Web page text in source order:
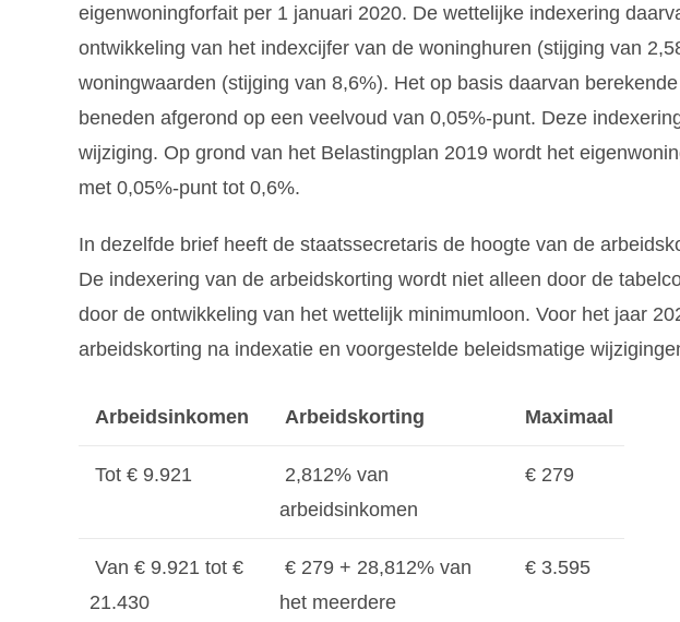
eigenwoningforfait per 1 januari 2020. De wettelijke indexering
ontwikkeling van het indexcijfer van de woninghuren (stijging van
woningwaarden (stijging van 8,6%). Het op basis daarvan
beneden afgerond op een veelvoud van 0,05%-punt. Deze
wijziging. Op grond van het Belastingplan 2019 wordt het
met 0,05%-punt tot 0,6%.
In dezelfde brief heeft de staatssecretaris de hoogte van de
De indexering van de arbeidskorting wordt niet alleen door de
door de ontwikkeling van het wettelijk minimumloon. Voor het jaar
arbeidskorting na indexatie en voorgestelde beleidsmatige
Arbeidsinkomen Arbeidskorting Maximaal
Tot € 9.921
2,812% van
arbeidsinkomen
€ 279
Van € 9.921 tot €
21.430
€ 279 + 28,812% van
het meerdere
€ 3.595